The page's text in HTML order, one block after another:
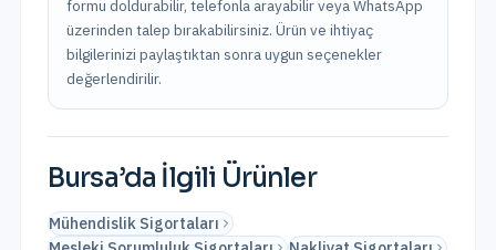
formu doldurabilir, telefonla arayabilir veya WhatsApp
üzerinden talep bırakabilirsiniz. Ürün ve ihtiyaç
bilgilerinizi paylaştıktan sonra uygun seçenekler
değerlendirilir.
Bursa’da İlgili Ürünler
Mühendislik Sigortaları